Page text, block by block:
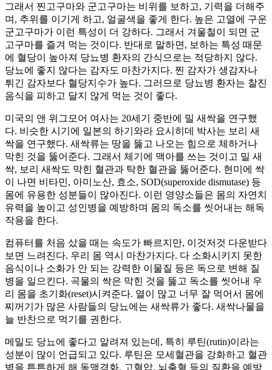
그래서 찐고구마와 군고구마는 비위를 보하고, 기력을 더해주
며, 추위를 이기게 하고, 얼굴색을 좋게 한다. 높은 고열에 구운
군고구마가 이런 특성이 더 강하다. 그래서 겨울철이 되면 군
고구마를 즐겨 먹는 것이다. 반대로 말하면, 보하는 특성 때문
에 혈당이 높아져 당뇨병 환자의 간식으로는 적당하지 않다.
당뇨에 좋지 않다는 감자도 마찬가지다. 찐 감자가 생감자나
튀긴 감자보다 혈당지수가 높다. 그러므로 당뇨병 환자는 찰진
음식을 피하고 달지 않게 먹는 것이 좋다.
미국의 앤 위그모어 여사는 20세기 중반에 밀 새싹을 연구했
다. 비슷한 시기에 일본의 하기와라 요시히데 박사는 보리 새
싹을 연구했다. 새싹류는 땅을 뚫고 나오는 힘으로 체하거나
막힌 것을 뚫어준다. 그래서 체기에 맥아를 쓰는 것이고 밀 새
싹, 보리 새싹도 막힌 혈관과 탁한 혈관을 뚫어준다. 현미에 싹
이 나면 비타민, 아미노산, 효소, SOD(superoxide dismutase) 등
몸에 유용한 성분들이 많아진다. 이런 영양소들은 몸의 자연치
유력을 높이고 성인병을 예방하며 몸의 독소를 씻어내는 해독
작용을 한다.
컴퓨터를 처음 샀을 때는 속도가 빠르지만, 이것저것 다운받다
보면 느려진다. 우리 몸 역시 마찬가지다. 다 소화시키지 못한
음식이나 소화가 안 되는 강력한 이물질 등은 독으로 변해 질
병을 일으킨다. 곡물의 싹은 막힌 것을 뚫고 독소를 씻어내 우
리 몸을 초기화(reset)시켜준다. 열이 많고 너무 잘 먹어서 몸에
찌꺼기가 많은 사람들의 당뇨에는 새싹류가 좋다. 새싹나물을
늘 반찬으로 먹기를 권한다.
메밀도 당뇨에 좋다고 알려져 있는데, 특히 루틴(rutin)이라는
성분이 많이 언급되고 있다. 루틴은 모세혈관을 강화하고 혈관
벽을 튼튼하게 해 동맥경화, 고혈압, 뇌출혈 등의 질환을 예방